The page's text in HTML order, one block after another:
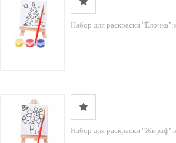
Набор для раскраски
Набор для раскраски